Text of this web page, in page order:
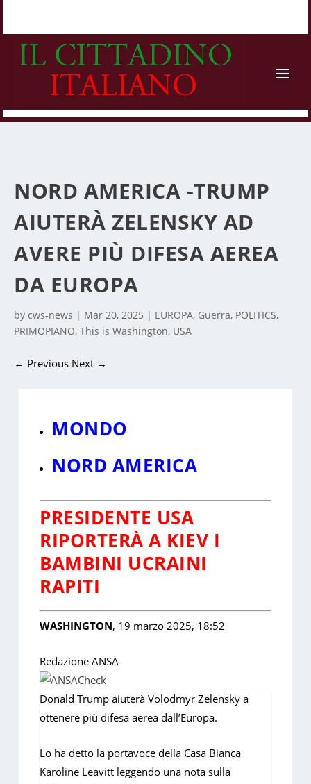
NORD AMERICA -TRUMP
AIUTERÀ ZELENSKY AD
AVERE PIÙ DIFESA AEREA
DA EUROPA
by cws-news | Mar 20, 2025 | EUROPA, Guerra, POLITICS,
PRIMOPIANO,This is Washington, USA
← Previous Next →
MONDO
NORD AMERICA
PRESIDENTE USA
RIPORTERÀ A KIEV I
BAMBINI UCRAINI
RAPITI
WASHINGTON, 19 marzo 2025, 18:52
Redazione ANSA
Donald Trump aiuterà Volodmyr Zelensky a
ottenere più difesa aerea dall’Europa.
Lo ha detto la portavoce della Casa Bianca
Karoline Leavitt leggendo una nota sulla